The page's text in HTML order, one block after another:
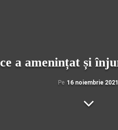
a amenințat și
Pe 16 noiembrie 2021